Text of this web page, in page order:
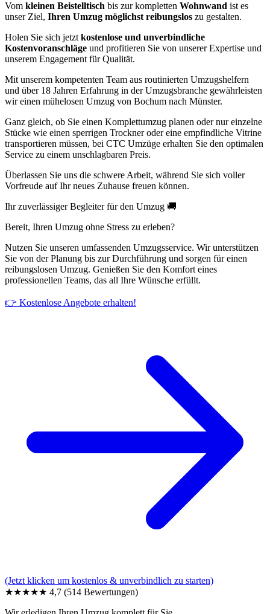
Vom kleinen Beistelltisch bis zur kompletten Wohnwand ist es
unser Ziel, Ihren Umzug möglichst reibungslos zu gestalten.
Holen Sie sich jetzt kostenlose und unverbindliche
Kostenvoranschläge und profitieren Sie von unserer Expertise und
unserem Engagement für Qualität.
Mit unserem kompetenten Team aus routinierten Umzugshelfern
und über 18 Jahren Erfahrung in der Umzugsbranche gewährleisten
wir einen mühelosen Umzug von Bochum nach Münster.
Ganz gleich, ob Sie einen Komplettumzug planen oder nur einzelne
Stücke wie einen sperrigen Trockner oder eine empfindliche Vitrine
transportieren müssen, bei CTC Umzüge erhalten Sie den optimalen
Service zu einem unschlagbaren Preis.
Überlassen Sie uns die schwere Arbeit, während Sie sich voller
Vorfreude auf Ihr neues Zuhause freuen können.
Ihr zuverlässiger Begleiter für den Umzug 🚚
Bereit, Ihren Umzug ohne Stress zu erleben?
Nutzen Sie unseren umfassenden Umzugsservice. Wir unterstützen
Sie von der Planung bis zur Durchführung und sorgen für einen
reibungslosen Umzug. Genießen Sie den Komfort eines
professionellen Teams, das all Ihre Wünsche erfüllt.
👉 Kostenlose Angebote erhalten!
(Jetzt klicken um kostenlos & unverbindlich zu starten)
★★★★★ 4,7 (514 Bewertungen)